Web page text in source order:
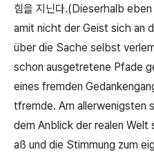
힘을 지닌다.(Dieserhalb
amit nicht der Geist sich an
über die Sache selbst
schon ausgetretene Pfade
eines fremden
tfremde. Am allerwenigsten
dem Anblick der realen Welt
aß und die Stimmung zum